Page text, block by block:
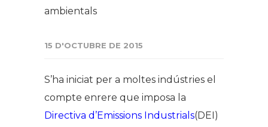
ambientals
15 D'OCTUBRE DE 2015
S’ha iniciat per a moltes indústries el
compte enrere que imposa la
Directiva d’Emissions Industrials(DEI)